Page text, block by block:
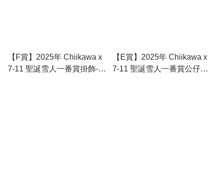
【F賞】2025年 Chiikawa x
7-11 聖誕雪人一番賞掛飾-
【E賞】2025年 Chiikawa x
7-11 聖誕雪人一番賞公仔掛